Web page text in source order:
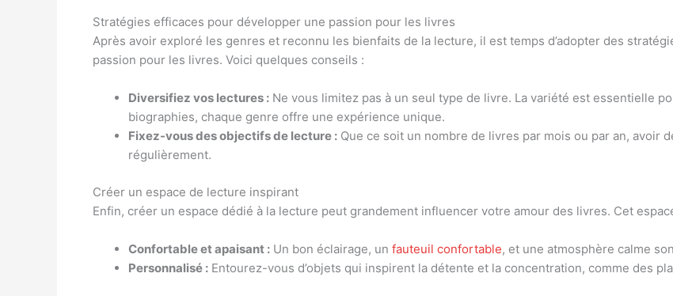
Stratégies efficaces pour développer une passion pour les livres
Après avoir exploré les genres et reconnu les bienfaits de la lecture, il est temps d’adopter des
passion pour les livres. Voici quelques conseils :
Diversifiez vos lectures : Ne vous limitez pas à un seul type de livre. La variété est essentielle
biographies, chaque genre offre une expérience unique.
Fixez-vous des objectifs de lecture : Que ce soit un nombre de livres par mois ou par an,
régulièrement.
Créer un espace de lecture inspirant
Enfin, créer un espace dédié à la lecture peut grandement influencer votre amour des livres. Cet
Confortable et apaisant : Un bon éclairage, un fauteuil confortable, et une atmosphère calme
Personnalisé : Entourez-vous d’objets qui inspirent la détente et la concentration, comme des